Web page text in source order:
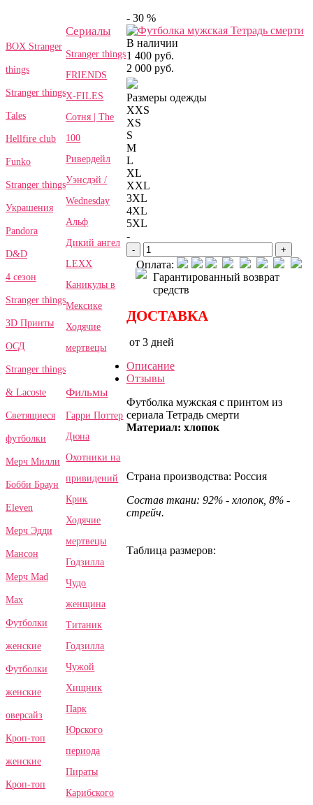
BOX Stranger
things
Stranger things
Tales
Hellfire club
Funko
Stranger things
Украшения
Pandora
D&D
4 сезон
Stranger things
3D Принты
ОСД
Stranger things
& Lacoste
Светящиеся
футболки
Мерч Милли
Бобби Браун
Eleven
Мерч Эдди
Мансон
Мерч Mad
Max
Футболки
женские
Футболки
женские
оверсайз
Кроп-топ
женские
Кроп-топ
Сериалы
Stranger things
FRIENDS
X-FILES
Сотня | The
100
Ривердейл
Уэнсдэй /
Wednesday
Альф
Дикий ангел
LEXX
Каникулы в
Мексике
Ходячие
мертвецы
Фильмы
Гарри Поттер
Дюна
Охотники на
привидений
Крик
Ходячие
мертвецы
Годзилла
Чудо
женщина
Титаник
Годзилла
Чужой
Хищник
Парк
Юрского
периода
Пираты
Карибского
- 30 %
В наличии
1 400 руб.
2 000 руб.
Размеры одежды
XXS
XS
S
M
L
XL
XXL
3XL
4XL
5XL
-
- +
Оплата:
Гарантированный возврат
средств
ДОСТАВКА
от 3 дней
Описание
Отзывы
Футболка мужская с принтом из
сериала Тетрадь смерти
Материал: хлопок
Страна производства: Россия
Состав ткани: 92% - хлопок, 8% -
стрейч.
Таблица размеров: